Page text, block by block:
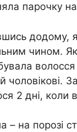
парочку
додому, я
чином.
чоловікові.
2 дні, коли
– на порозі